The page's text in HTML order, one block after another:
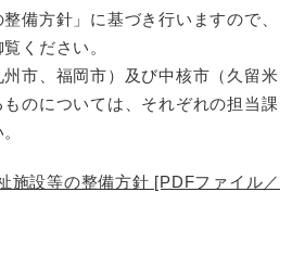
備方針」に基づき行いますので、
ください。
市、福岡市）及び中核市（久留米
のについては、それぞれの担当課
施設等の整備方針 [PDFファイル／